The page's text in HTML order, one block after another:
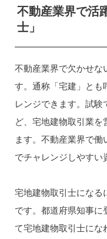
不動産業界で活
士」
不動産業界で欠かせな
す。通称「宅建」とも
レンジできます。試
ど、宅地建物取引業
ます。不動産業界で
でチャレンジしやすい
宅地建物取引士になる
です。都道府県知事に
て宅地建物取引士にな